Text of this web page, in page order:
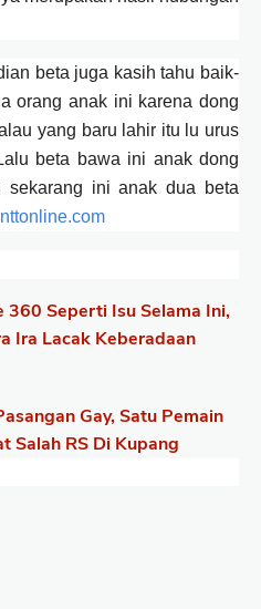
beta juga kasih tahu baik-
orang anak ini karena dong
yang baru lahir itu lu urus
beta bawa ini anak dong
ini anak dua beta
360 Seperti Isu Selama Ini,
Ira Lacak Keberadaan
Gay, Satu Pemain
Salah RS Di Kupang